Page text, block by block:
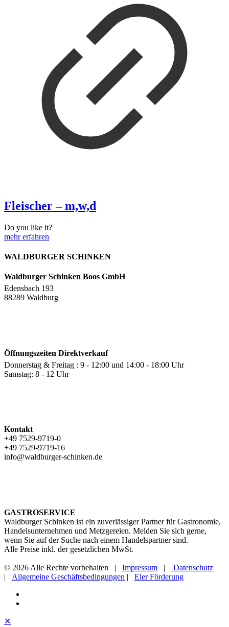
Fleischer – m,w,d
Do you like it?
mehr erfahren
–
WALDBURGER SCHINKEN
Waldburger Schinken Boos GmbH
Edensbach 193
88289 Waldburg
Öffnungszeiten Direktverkauf
Donnerstag & Freitag : 9 - 12:00 und 14:00 - 18:00 Uhr
Samstag: 8 - 12 Uhr
Kontakt
+49 7529-9719-0
+49 7529-9719-16
info@waldburger-schinken.de
GASTROSERVICE
Waldburger Schinken ist ein zuverlässiger Partner für Gastronomie,
Handelsunternehmen und Metzgereien. Melden Sie sich gerne,
wenn Sie auf der Suche nach einem Handelspartner sind.
Alle Preise inkl. der gesetzlichen MwSt.
© 2026 Alle Rechte vorbehalten | Impressum |
Datenschutz
| Allgemeine Geschäftsbedingungen | Eler Förderung
✕